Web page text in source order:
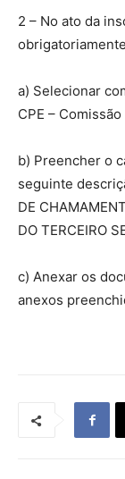
2 – No ato da
a) Selecionar
CPE –
b) Preencher o
seguinte
DE
DO TERCEIRO
c) Anexar os
anexos